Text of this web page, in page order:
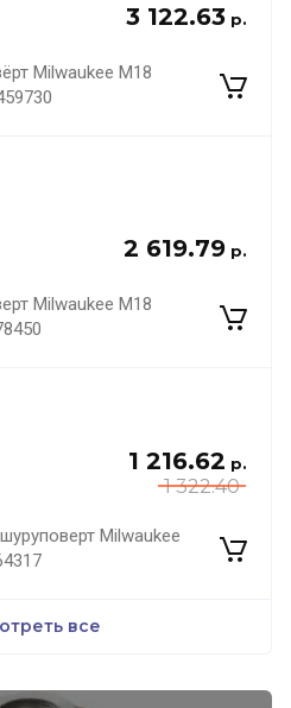
3 122.63 р.
Milwaukee M18
2 619.79 р.
Milwaukee M18
1 322.40
1 216.62 р.
Milwaukee
все